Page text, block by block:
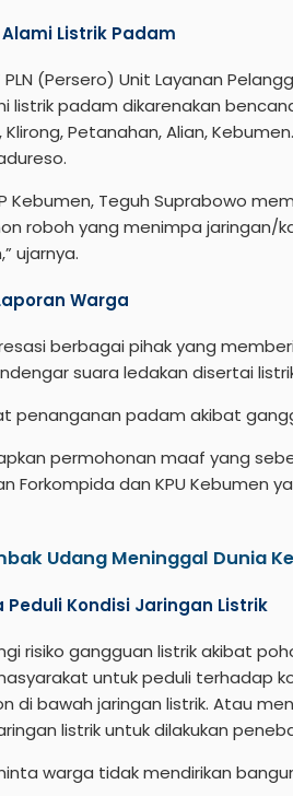
Listrik Padam
(Persero) Unit Layanan
listrik padam dikarenakan
Petanahan, Alian,
Kebumen, Teguh Suprabowo
roboh yang menimpa jaringan/
ujarnya.
Warga
berbagai pihak yang
suara ledakan disertai
penanganan padam akibat
permohonan maaf yang
Forkompida dan KPU Kebumen
Udang Meninggal Dunia
Peduli Kondisi Jaringan Listrik
risiko gangguan listrik akibat
untuk peduli terhadap
di bawah jaringan listrik. Atau
listrik untuk dilakukan
warga tidak mendirikan